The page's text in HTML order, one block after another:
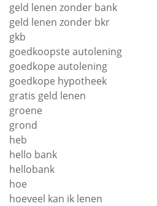
geld lenen zonder bank
geld lenen zonder bkr
gkb
goedkoopste autolening
goedkope autolening
goedkope hypotheek
gratis geld lenen
groene
grond
heb
hello bank
hellobank
hoe
hoeveel kan ik lenen